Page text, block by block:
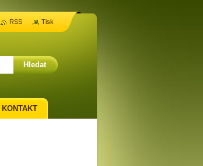
KONTAKT
RSS Tisk